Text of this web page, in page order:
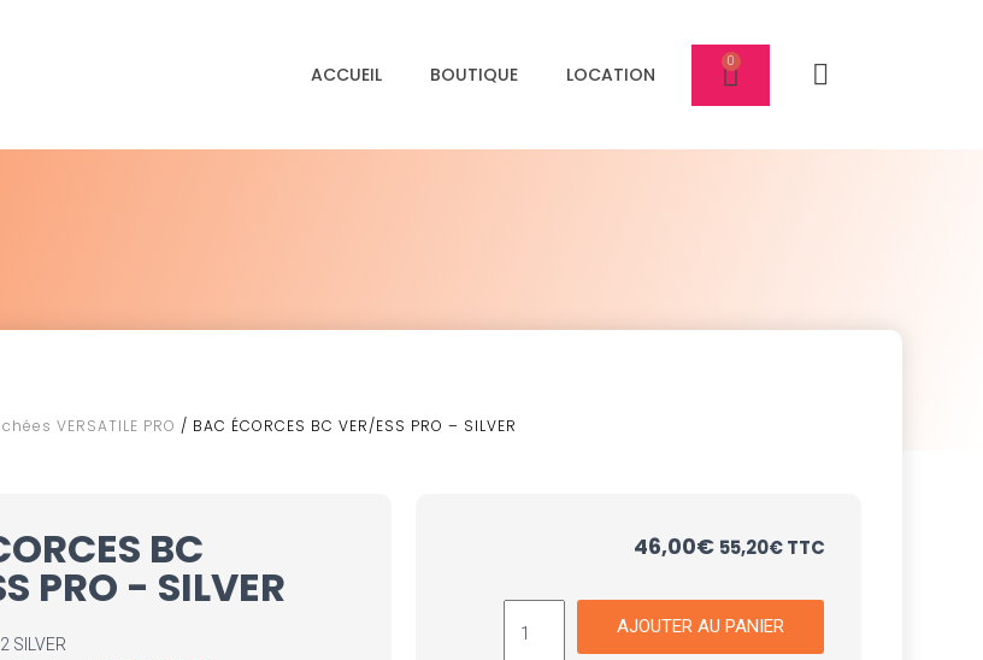
ACCUEIL BOUTIQUE LOCATION
VERSATILE PRO / BAC ÉCORCES BC VER/ESS PRO – SILVER
BC
PRO - SILVER
SILVER
46,00€ 55,20€TTC
AJOUTER AU PANIER